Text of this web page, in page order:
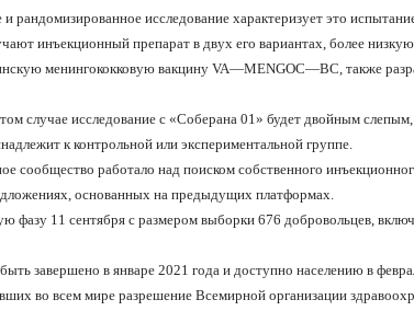
рандомизированное исследование характеризует это
инъекционный препарат в двух его вариантах, более
менингококковую вакцину VA—MENGOC—BC, также
случае исследование с «Соберана 01» будет двойным
к контрольной или экспериментальной группе.
сообщество работало над поиском собственного
основанных на предыдущих платформах.
фазу 11 сентября с размером выборки 676 добровольцев,
завершено в январе 2021 года и доступно населению в
во всем мире разрешение Всемирной организации